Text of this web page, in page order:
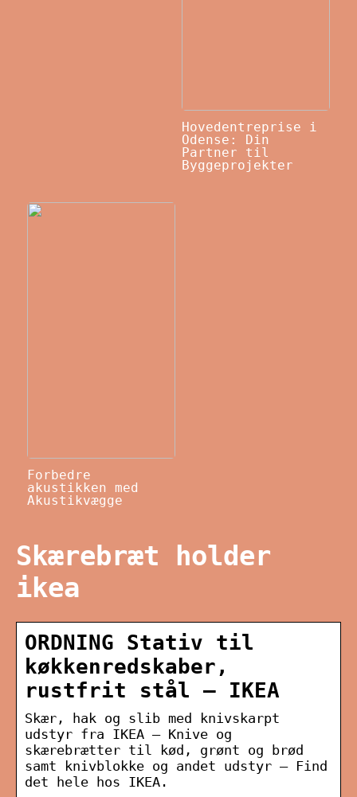
Hovedentreprise i
Odense: Din
Partner til
Byggeprojekter
Forbedre
akustikken med
Akustikvægge
Skærebræt holder
ikea
ORDNING Stativ til
køkkenredskaber,
rustfrit stål – IKEA
Skær, hak og slib med knivskarpt
udstyr fra IKEA – Knive og
skærebrætter til kød, grønt og brød
samt knivblokke og andet udstyr – Find
det hele hos IKEA.